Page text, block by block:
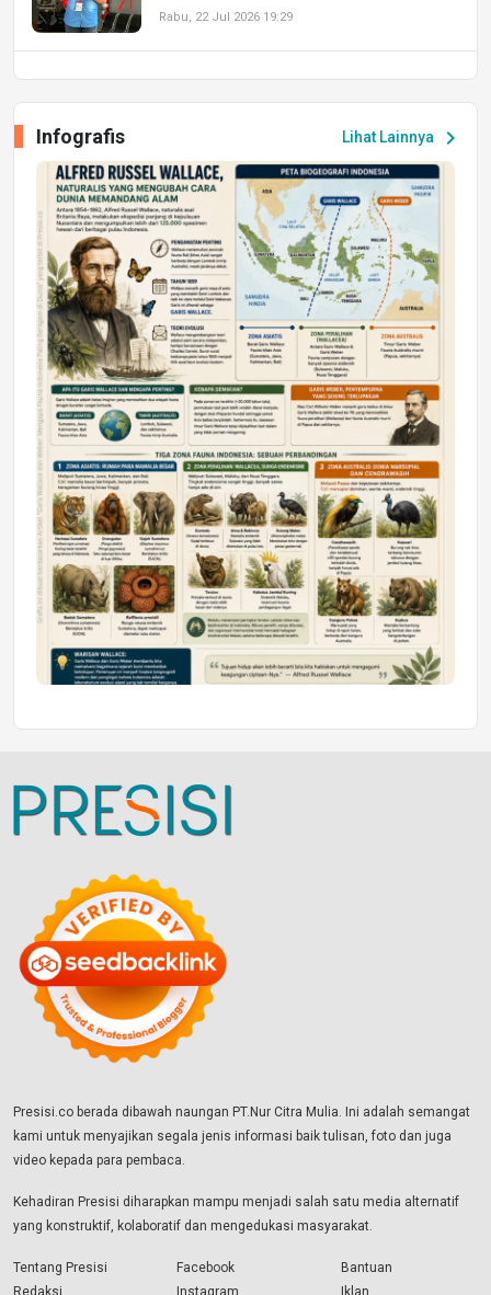
Rabu, 22 Jul 2026 19:29
Peluang Kerja dan Magang
Jumat, 17 Jul 2026 22:30
DAERAH
Astra Motor Kalimantan Timur 2 Dukung
Mahasiswa Samarinda dalam Astra
Honda SDGs Future Leaders 2026
Jumat, 10 Jul 2026 19:01
Lihat Lainnya chevron_right
Infografis
Presisi.co berada dibawah naungan PT.Nur Citra Mulia. Ini adalah semangat
kami untuk menyajikan segala jenis informasi baik tulisan, foto dan juga
video kepada para pembaca.
Kehadiran Presisi diharapkan mampu menjadi salah satu media alternatif
yang konstruktif, kolaboratif dan mengedukasi masyarakat.
Tentang Presisi
Redaksi
Facebook
Instagram
Bantuan
Iklan